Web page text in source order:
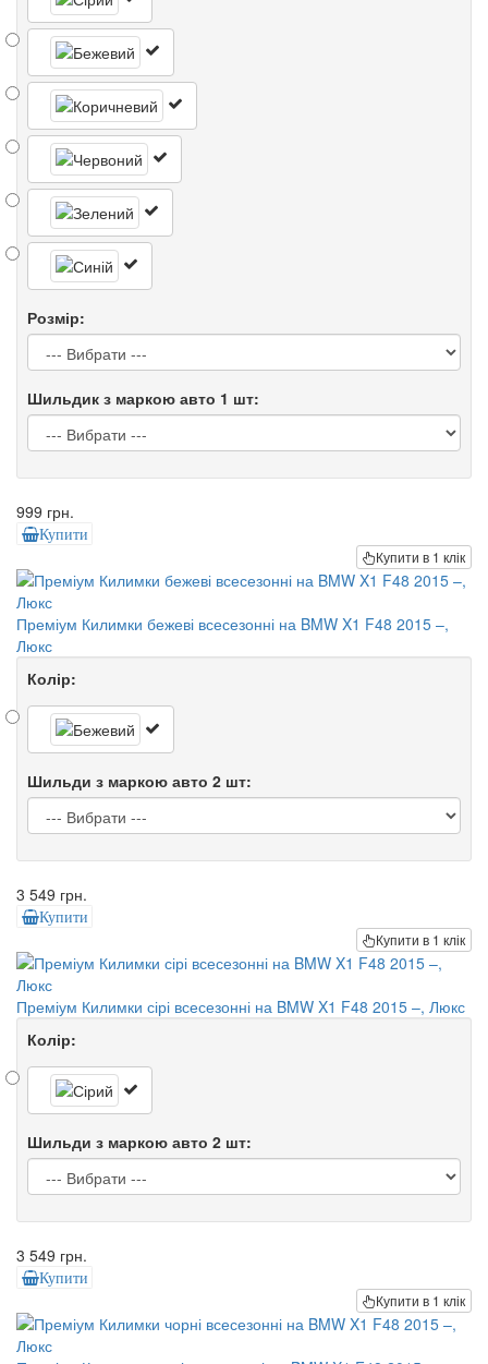
Розмір:
Шильдик з маркою авто 1 шт:
999 грн.
Купити
Купити в 1 клік
Преміум Килимки бежеві всесезонні на BMW X1 F48 2015 –,
Люкс
Колір:
Шильди з маркою авто 2 шт:
3 549 грн.
Купити
Купити в 1 клік
Преміум Килимки сірі всесезонні на BMW X1 F48 2015 –, Люкс
Колір:
Шильди з маркою авто 2 шт:
3 549 грн.
Купити
Купити в 1 клік